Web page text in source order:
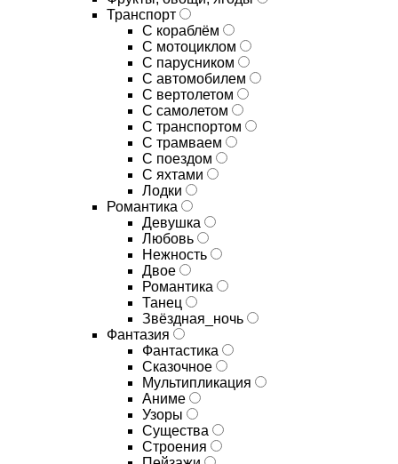
Транспорт
С кораблём
С мотоциклом
С парусником
С автомобилем
С вертолетом
С самолетом
С транспортом
С трамваем
С поездом
С яхтами
Лодки
Романтика
Девушка
Любовь
Нежность
Двое
Романтика
Танец
Звёздная_ночь
Фантазия
Фантастика
Сказочное
Мультипликация
Аниме
Узоры
Существа
Строения